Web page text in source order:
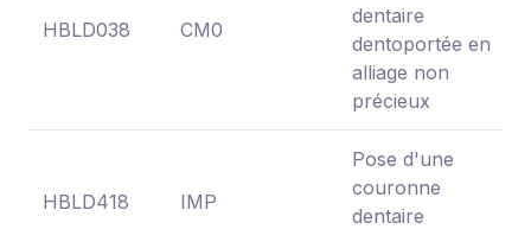
HBLD038 CM0
dentaire
dentoportée en
alliage non
précieux
HBLD418 IMP
Pose d'une
couronne
dentaire